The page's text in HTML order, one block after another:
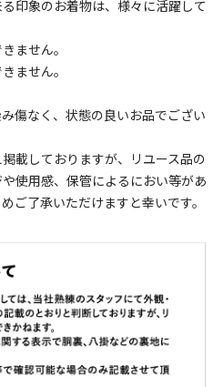
印象のお着物は、様々に活躍して
ません。
ません。
傷なく、状態の良いお品でござい
載しておりますが、リユース品の
使用感、保管によるにおい等があ
ご了承いただけますと幸いです。